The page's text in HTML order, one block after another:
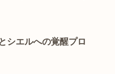
シエルへの覚醒プロ